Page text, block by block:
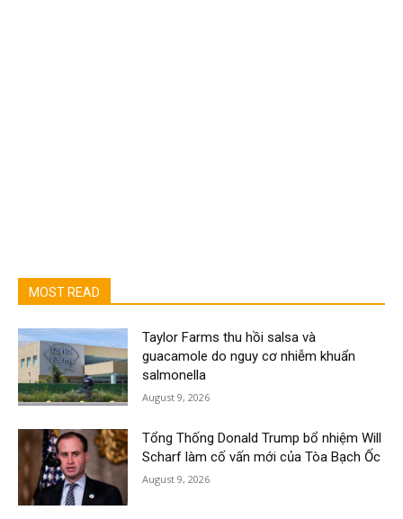
MOST READ
Taylor Farms thu hồi salsa và
guacamole do nguy cơ nhiễm khuẩn
salmonella
August 9, 2026
Tổng Thống Donald Trump bổ nhiệm Will
Scharf làm cố vấn mới của Tòa Bạch Ốc
August 9, 2026